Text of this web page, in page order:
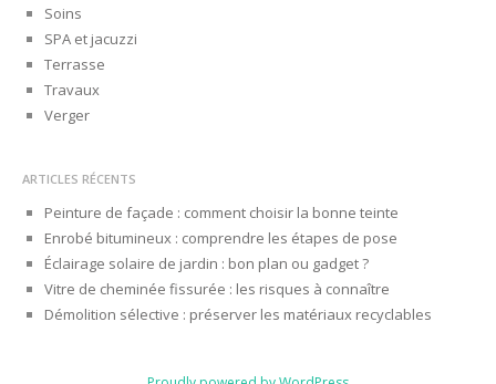
Soins
SPA et jacuzzi
Terrasse
Travaux
Verger
ARTICLES RÉCENTS
Peinture de façade : comment choisir la bonne teinte
Enrobé bitumineux : comprendre les étapes de pose
Éclairage solaire de jardin : bon plan ou gadget ?
Vitre de cheminée fissurée : les risques à connaître
Démolition sélective : préserver les matériaux recyclables